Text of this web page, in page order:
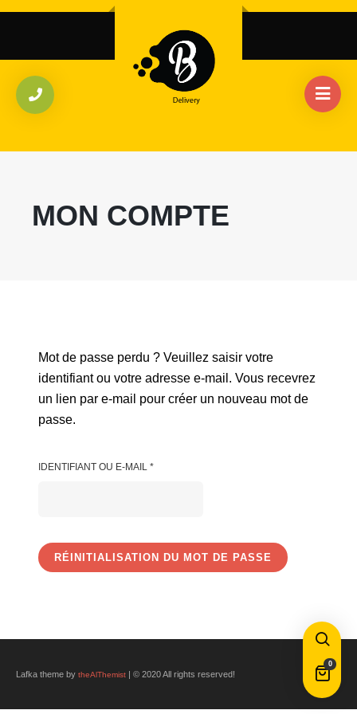
0
MON COMPTE
Mot de passe perdu ? Veuillez saisir votre
identifiant ou votre adresse e-mail. Vous recevrez
un lien par e-mail pour créer un nouveau mot de
passe.
IDENTIFIANT OU E-MAIL *OBLIGATOIRE
RÉINITIALISATION DU MOT DE PASSE
Lafka theme by theAlThemist | © 2020 All rights reserved!